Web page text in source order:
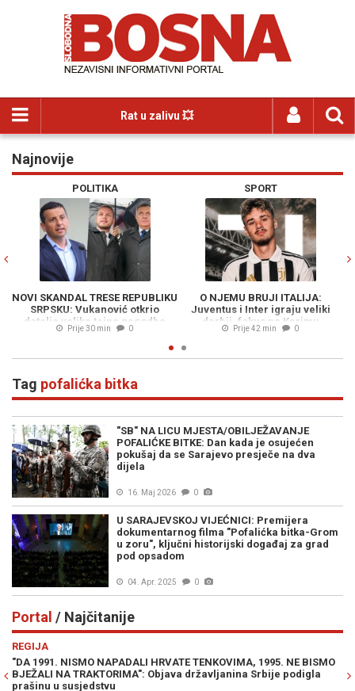
Rat u zalivu 💥
Najnovije
POLITIKA
NOVI SKANDAL TRESE REPUBLIKU
SRPSKU: Vukanović otkrio
detalje velike tajne nagodbe
Dodika i Stanivukovića, u sve je
Prije 30 min 0
SPORT
O NJEMU BRUJI ITALIJA:
Juventus i Inter igraju veliki
derbij, fokus na Kerimu
Alajbegoviću...
Prije 42 min 0
Tag pofalićka bitka
"SB" NA LICU MJESTA/OBILJEŽAVANJE
POFALIĆKE BITKE: Dan kada je osujećen
pokušaj da se Sarajevo presječe na dva
dijela
16. Maj 2026 0
U SARAJEVSKOJ VIJEĆNICI: Premijera
dokumentarnog filma "Pofalićka bitka-Grom
u zoru", ključni historijski događaj za grad
pod opsadom
04. Apr. 2025 0
Portal / Najčitanije
REGIJA
"DA 1991. NISMO NAPADALI HRVATE TENKOVIMA, 1995. NE BISMO
BJEŽALI NA TRAKTORIMA": Objava državljanina Srbije podigla
prašinu u susjedstvu